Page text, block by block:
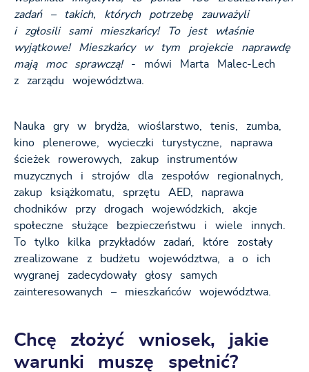
zadań – takich, których potrzebę zauważyli
i zgłosili sami mieszkańcy! To jest właśnie
wyjątkowe! Mieszkańcy w tym projekcie naprawdę
mają moc sprawczą! - mówi Marta Malec-Lech
z zarządu województwa.
Nauka gry w brydża, wioślarstwo, tenis, zumba,
kino plenerowe, wycieczki turystyczne, naprawa
ścieżek rowerowych, zakup instrumentów
muzycznych i strojów dla zespołów regionalnych,
zakup książkomatu, sprzętu AED, naprawa
chodników przy drogach wojewódzkich, akcje
społeczne służące bezpieczeństwu i wiele innych.
To tylko kilka przykładów zadań, które zostały
zrealizowane z budżetu województwa, a o ich
wygranej zadecydowały głosy samych
zainteresowanych – mieszkańców województwa.
Chcę złożyć wniosek, jakie
warunki muszę spełnić?